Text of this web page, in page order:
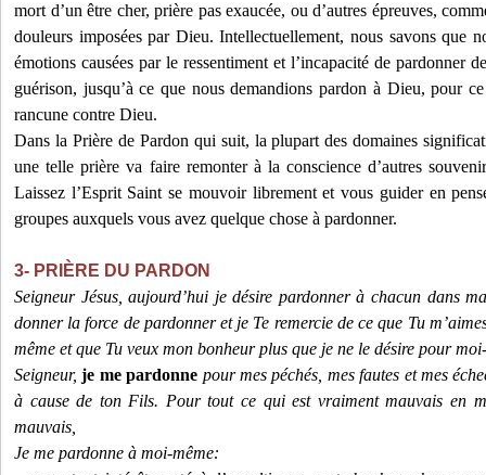
mort d’un être cher, prière pas exaucée, ou d’autres épreuves,
douleurs imposées par Dieu. Intellectuellement, nous savons que
émotions causées par le ressentiment et l’incapacité de pardonner
guérison, jusqu’à ce que nous demandions pardon à Dieu, pour
rancune contre Dieu.
Dans la Prière de Pardon qui suit, la plupart des domaines
une telle prière va faire remonter à la conscience d’autres
Laissez l’Esprit Saint se mouvoir librement et vous guider en
groupes auxquels vous avez quelque chose à pardonner.
3- PRIÈRE DU PARDON
Seigneur Jésus, aujourd’hui je désire pardonner à chacun dans
donner la force de pardonner et je Te remercie de ce que Tu
même et que Tu veux mon bonheur plus que je ne le désire pour
Seigneur, je me pardonne pour mes péchés, mes fautes et mes
à cause de ton Fils. Pour tout ce qui est vraiment mauvais en
mauvais,
Je me pardonne à moi-même: